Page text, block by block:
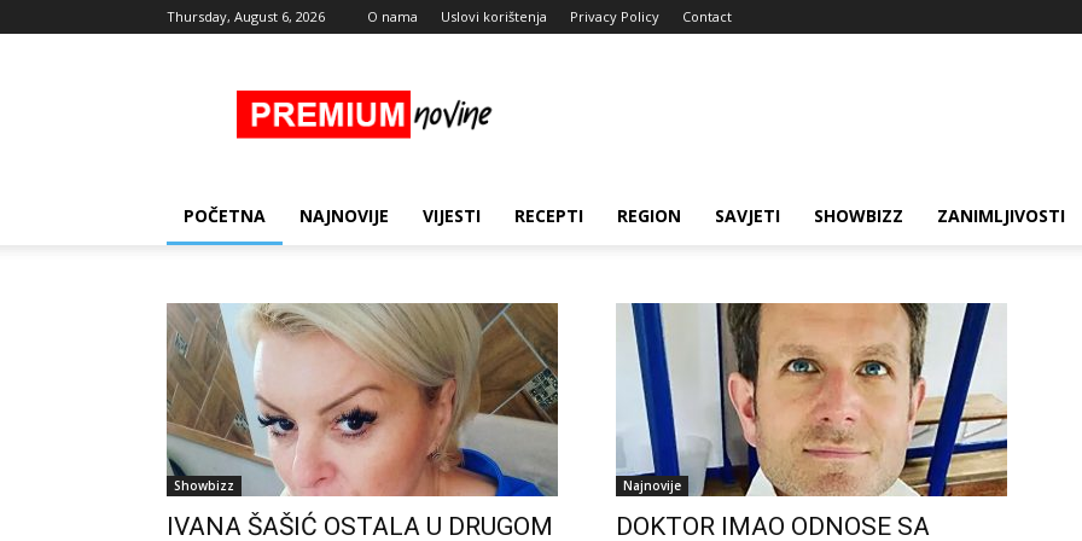
Thursday, August 6, 2026 O nama Uslovi korištenja Privacy Policy Contact
Novine
POČETNA NAJNOVIJE VIJESTI RECEPTI REGION SAVJETI SHOWBIZZ ZANIMLJIVOSTI
Showbizz
IVANA ŠAŠIĆ OSTALA U DRUGOM
Najnovije
DOKTOR IMAO ODNOSE SA